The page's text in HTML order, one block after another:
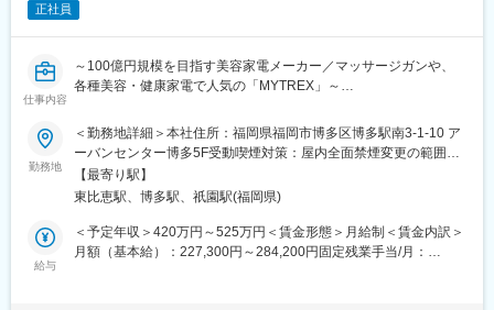
■当社について：
当社は病院や施設、ご自宅で使われる電動ベッドや伝い歩き用の
託しています。これまでに約70万台を出荷し、全国のご家庭や約
1万の施設様にご使用いただいてきました。
■組織構成：
機械設計部門は現在5名のメンバーで構成されており、チームで協
力しながら業務を進めています。平均年齢は30代後半で、経験豊
富なメンバーが揃っています。
正社員
仕事内容
～100億円規模を目指す美容家電メーカー／マッサージガンや、
各種美容・健康家電で人気の「MYTREX」～
■ミッション：
【自社ECモールの運営】
・KPIとしてインプレッションやコンバージョンを追い、ユーザー
の購買行動やトレンドを分析しながら、より効果的な企画や施策
を立案・実行します。
・最終的には、ECモール全体の売上拡大や顧客満足度向上を目指
していただく重要なポジションです。
・施策の具体例として、クーポン発行やディスカウントのタイミ
勤務地
＜勤務地詳細＞本社住所：福岡県福岡市博多区博多駅南3-1-10 ア
ーバンセンター博多5F受動喫煙対策：屋内全面禁煙変更の範囲：
会社の定める事業所（リモートワーク含む）
【最寄り駅】
東比恵駅、博多駅、祇園駅(福岡県)
給与
＜予定年収＞420万円～525万円＜賃金形態＞月給制＜賃金内訳＞
月額（基本給）：227,300円～284,200円固定残業手当/月：